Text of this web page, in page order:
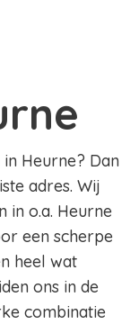
Heurne? Dan
adres. Wij
in o.a. Heurne
een scherpe
heel wat
ons in de
combinatie